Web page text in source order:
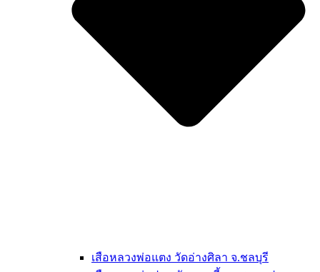
เสือหลวงพ่อแตง วัดอ่างศิลา จ.ชลบุรี